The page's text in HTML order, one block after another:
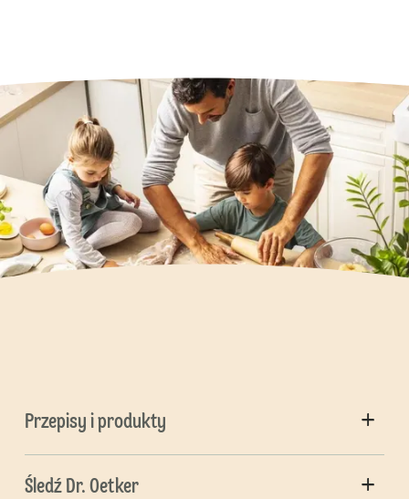
Przepisy i produkty
Śledź Dr. Oetker